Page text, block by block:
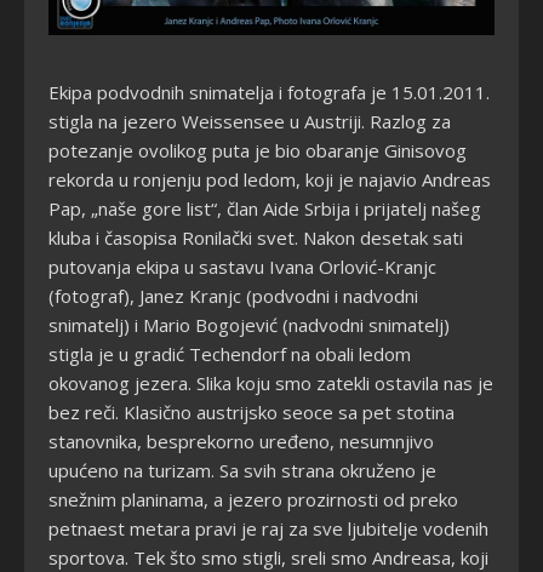
Ekipa podvodnih snimatelja i fotografa je 15.01.2011.
stigla na jezero Weissensee u Austriji. Razlog za
potezanje ovolikog puta je bio obaranje Ginisovog
rekorda u ronjenju pod ledom, koji je najavio Andreas
Pap, „naše gore list“, član Aide Srbija i prijatelj našeg
kluba i časopisa Ronilački svet. Nakon desetak sati
putovanja ekipa u sastavu Ivana Orlović-Kranjc
(fotograf), Janez Kranjc (podvodni i nadvodni
snimatelj) i Mario Bogojević (nadvodni snimatelj)
stigla je u gradić Techendorf na obali ledom
okovanog jezera. Slika koju smo zatekli ostavila nas je
bez reči. Klasično austrijsko seoce sa pet stotina
stanovnika, besprekorno uređeno, nesumnjivo
upućeno na turizam. Sa svih strana okruženo je
snežnim planinama, a jezero prozirnosti od preko
petnaest metara pravi je raj za sve ljubitelje vodenih
sportova. Tek što smo stigli, sreli smo Andreasa, koji